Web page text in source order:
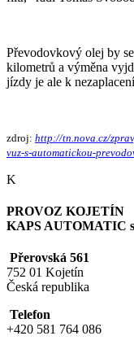
Převodovkový olej by
kilometrů a výměna
jízdy je ale k
zdroj: http://tn.nova.cz/
vuz-s-automatickou-
K
PROVOZ KOJETÍN
KAPS AUTOMATIC
Přerovská 561
752 01 Kojetín
Česká republika
Telefon
+420 581 764 086